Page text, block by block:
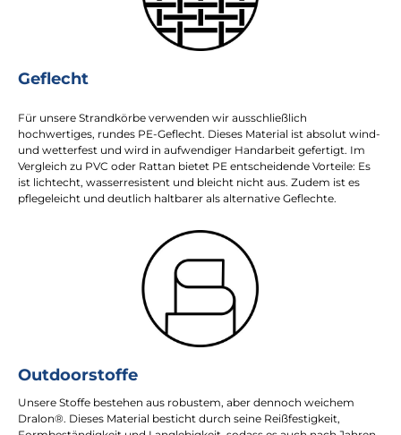
Geflecht
Für unsere Strandkörbe verwenden wir ausschließlich
hochwertiges, rundes PE-Geflecht. Dieses Material ist absolut wind-
und wetterfest und wird in aufwendiger Handarbeit gefertigt. Im
Vergleich zu PVC oder Rattan bietet PE entscheidende Vorteile: Es
ist lichtecht, wasserresistent und bleicht nicht aus. Zudem ist es
pflegeleicht und deutlich haltbarer als alternative Geflechte.
Outdoorstoffe
Unsere Stoffe bestehen aus robustem, aber dennoch weichem
Dralon®. Dieses Material besticht durch seine Reißfestigkeit,